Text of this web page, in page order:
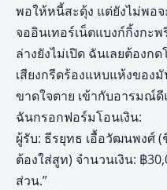
พอให้หนี้สะดุ้ง แต่ยังไม่พอ
จออินเทอร์เน็ตแบงก์กิ้งกะ
ล่างยังไม่เปิด ฉันเลยต้อง
เสียงกรีดร้องแหบแห้งของ
ขาดใจตาย เข้ากับอารมณ์
ฉันกรอกฟอร์มโอนเงิน:
ผู้รับ: ธีรยุทธ เอื้อวัฒนพงศ์
ต้องใส่สูท) จำนวนเงิน: ฿
ส่วน.”